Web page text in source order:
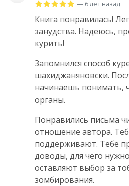
— 6 лет назад
Книга понравилась!
занудства. Надеюсь,
курить!
Запомнился способ
шахиджаняновски.
начинаешь
органы.
Понравились письма
отношение автора.
поддерживают. Тебе
доводы, для чего
оставляют выбор за
зомбирования.